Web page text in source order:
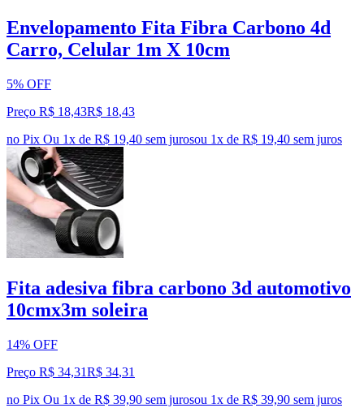
Envelopamento Fita Fibra Carbono 4d
Carro, Celular 1m X 10cm
5% OFF
Preço R$ 18,43R$ 18,43
no Pix Ou 1x de R$ 19,40 sem jurosou 1x de R$ 19,40 sem juros
Fita adesiva fibra carbono 3d automotivo
10cmx3m soleira
14% OFF
Preço R$ 34,31R$ 34,31
no Pix Ou 1x de R$ 39,90 sem jurosou 1x de R$ 39,90 sem juros